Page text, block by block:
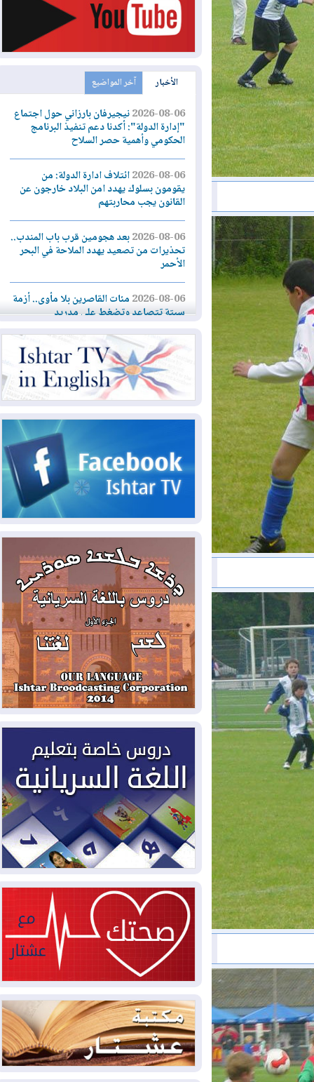
الأخبار آخر المواضيع
2026-08-06نيجيرفان بارزاني حول اجتماع
"إدارة الدولة": أكدنا دعم تنفيذ البرنامج
الحكومي وأهمية حصر السلاح
2026-08-06ائتلاف ادارة الدولة: من
يقومون بسلوك يهدد امن البلاد خارجون عن
القانون يجب محاربتهم
2026-08-06بعد هجومين قرب باب المندب..
تحذيرات من تصعيد يهدد الملاحة في البحر
الأحمر
2026-08-06مئات القاصرين بلا مأوى.. أزمة
سبتة تتصاعد وتضغط على مدريد
2026-08-05
لمدة عام.. بدء توريد 100
مليون قدم مكعب يومياً من غاز كورمور في
إقليم كوردستان إلى وزارة الكهرباء العراقية
ملامح أخطر التحديات التي تواجه العراق
2026-08-05
حرائق فرنسا.. توقيف 402
شخص بينهم 156 قاصرا منذ بداية موسم
الحرائق
2026-08-04سومو: إنتاج النفط في إقليم
كوردستان انخفض إلى أقل من 10%
2026-08-04ملفات حقبة الكاظمي تعود إلى
الواجهة.. أنباء عن مراجعات قضائية
وتحقيقات أوسع في قضايا فساد
2026-08-04بيترو يشكو تزوير الانتخابات
الرئاسية ويحذر من "حرب أهلية" في
كولومبيا
2026-08-03رئيس إقليم كوردستان في
2026-08-03العراق يؤكد مجدداً التزامه
بمنع الهجمات على الدول المجاورة
2026-08-03العجز والاقتراض يطوقان
المالية العراقية.. اقتراض يتجاوز 3 تريليونات
دينار!
2026-08-03كوبا تغرق في الظلام مجددا
2026-08-03
أوامر بإجلاء 60 ألف شخص
بسبب الحرائق في ولاية واشنطن
2026-08-02
مشروع "حسابي" يُمهل
الموظفين حتى نهاية أغسطس لاستلام
بطاقاتهم المصرفية
2026-08-02دمشق وعمّان تحذران بغداد:
أي هجوم من أراضي العراق سيواجه برد
2026-08-02ترامب: الولايات المتحدة